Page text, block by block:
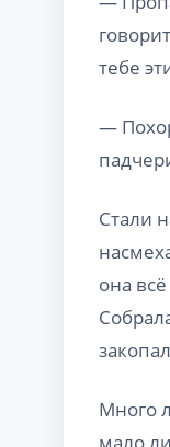
тебе
—
Стали
она
Много
мало